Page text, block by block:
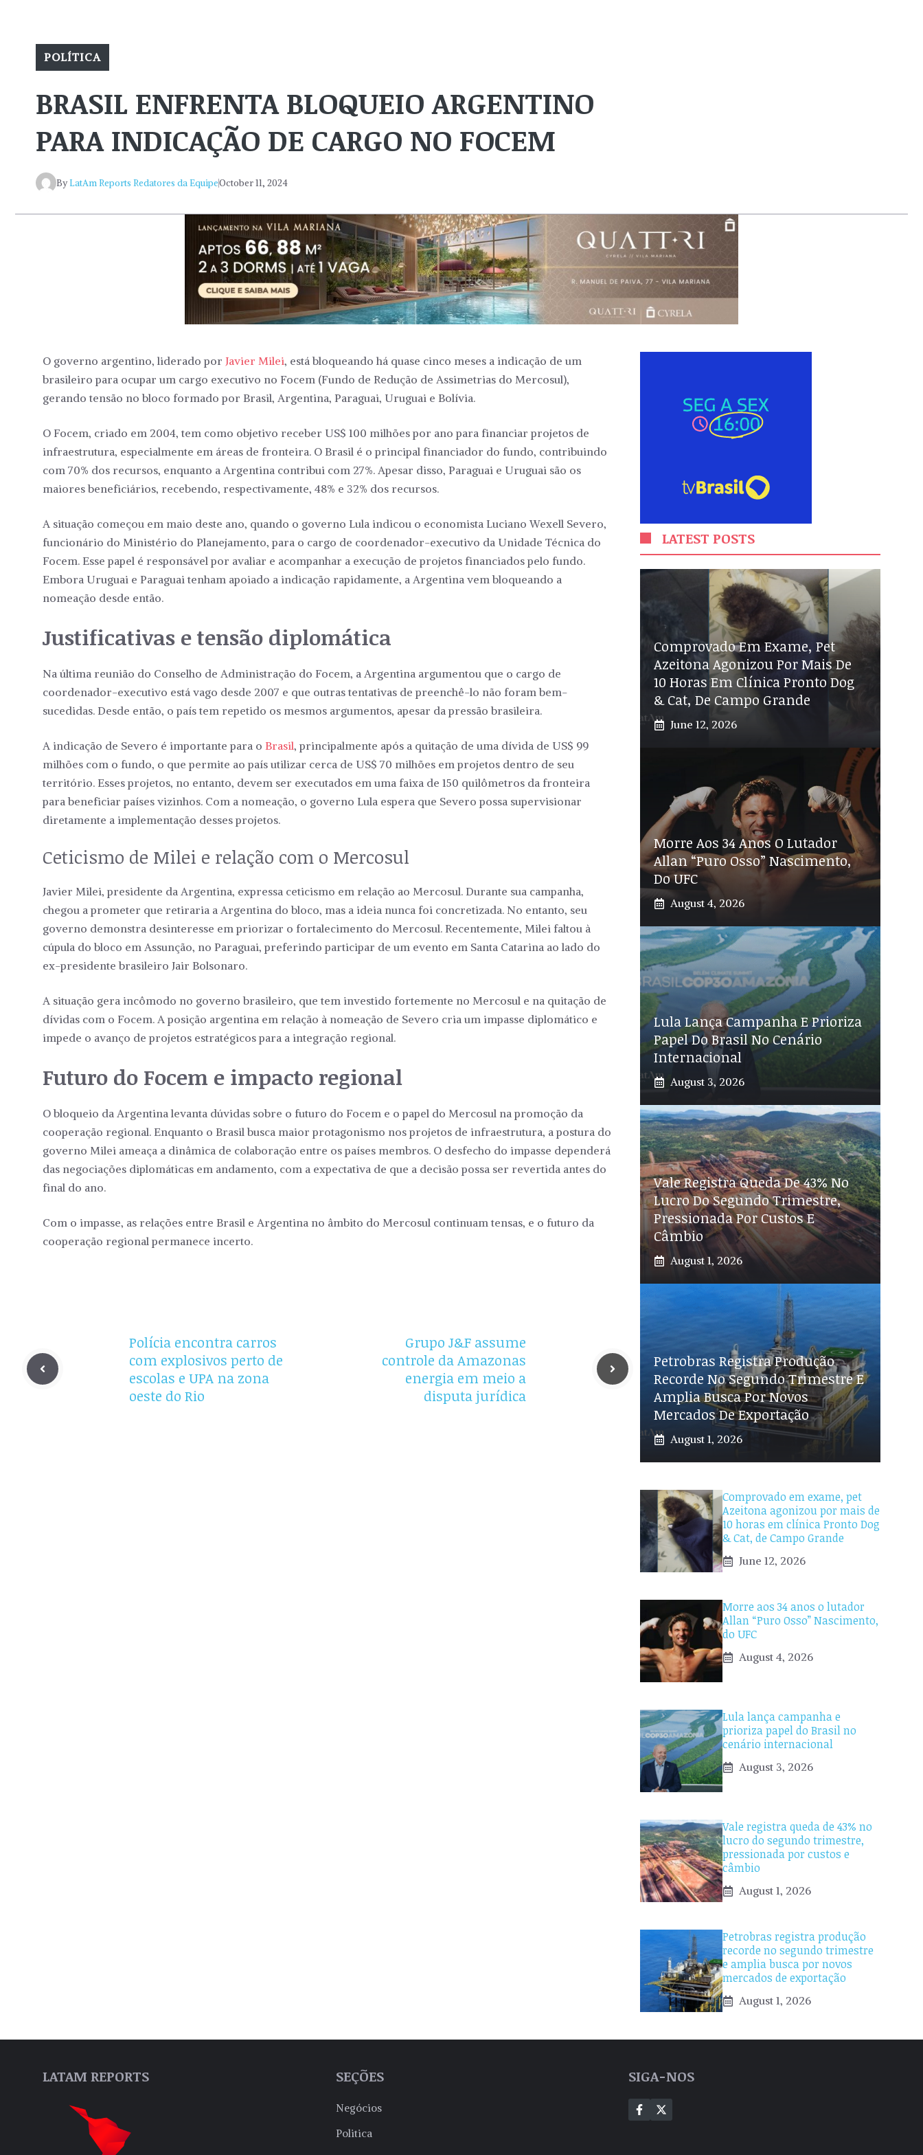
POLÍTICA
BRASIL ENFRENTA BLOQUEIO ARGENTINO
PARA INDICAÇÃO DE CARGO NO FOCEM
ByLatAm Reports Redatores da EquipeOctober 11, 2024
O governo argentino, liderado por Javier Milei, está bloqueando há quase cinco meses a indicação de um
brasileiro para ocupar um cargo executivo no Focem (Fundo de Redução de Assimetrias do Mercosul),
gerando tensão no bloco formado por Brasil, Argentina, Paraguai, Uruguai e Bolívia.
O Focem, criado em 2004, tem como objetivo receber US$ 100 milhões por ano para financiar projetos de
infraestrutura, especialmente em áreas de fronteira. O Brasil é o principal financiador do fundo, contribuindo
com 70% dos recursos, enquanto a Argentina contribui com 27%. Apesar disso, Paraguai e Uruguai são os
maiores beneficiários, recebendo, respectivamente, 48% e 32% dos recursos.
A situação começou em maio deste ano, quando o governo Lula indicou o economista Luciano Wexell Severo,
funcionário do Ministério do Planejamento, para o cargo de coordenador-executivo da Unidade Técnica do
Focem. Esse papel é responsável por avaliar e acompanhar a execução de projetos financiados pelo fundo.
Embora Uruguai e Paraguai tenham apoiado a indicação rapidamente, a Argentina vem bloqueando a
nomeação desde então.
Justificativas e tensão diplomática
Na última reunião do Conselho de Administração do Focem, a Argentina argumentou que o cargo de
coordenador-executivo está vago desde 2007 e que outras tentativas de preenchê-lo não foram bem-
sucedidas. Desde então, o país tem repetido os mesmos argumentos, apesar da pressão brasileira.
A indicação de Severo é importante para o Brasil, principalmente após a quitação de uma dívida de US$ 99
milhões com o fundo, o que permite ao país utilizar cerca de US$ 70 milhões em projetos dentro de seu
território. Esses projetos, no entanto, devem ser executados em uma faixa de 150 quilômetros da fronteira
para beneficiar países vizinhos. Com a nomeação, o governo Lula espera que Severo possa supervisionar
diretamente a implementação desses projetos.
Ceticismo de Milei e relação com o Mercosul
Javier Milei, presidente da Argentina, expressa ceticismo em relação ao Mercosul. Durante sua campanha,
chegou a prometer que retiraria a Argentina do bloco, mas a ideia nunca foi concretizada. No entanto, seu
governo demonstra desinteresse em priorizar o fortalecimento do Mercosul. Recentemente, Milei faltou à
cúpula do bloco em Assunção, no Paraguai, preferindo participar de um evento em Santa Catarina ao lado do
ex-presidente brasileiro Jair Bolsonaro.
A situação gera incômodo no governo brasileiro, que tem investido fortemente no Mercosul e na quitação de
dívidas com o Focem. A posição argentina em relação à nomeação de Severo cria um impasse diplomático e
impede o avanço de projetos estratégicos para a integração regional.
Futuro do Focem e impacto regional
O bloqueio da Argentina levanta dúvidas sobre o futuro do Focem e o papel do Mercosul na promoção da
cooperação regional. Enquanto o Brasil busca maior protagonismo nos projetos de infraestrutura, a postura do
governo Milei ameaça a dinâmica de colaboração entre os países membros. O desfecho do impasse dependerá
das negociações diplomáticas em andamento, com a expectativa de que a decisão possa ser revertida antes do
final do ano.
Com o impasse, as relações entre Brasil e Argentina no âmbito do Mercosul continuam tensas, e o futuro da
cooperação regional permanece incerto.
Polícia encontra carros
com explosivos perto de
escolas e UPA na zona
oeste do Rio
Grupo J&F assume
controle da Amazonas
energia em meio a
disputa jurídica
LATEST POSTS
Comprovado Em Exame, Pet
Azeitona Agonizou Por Mais De
10 Horas Em Clínica Pronto Dog
& Cat, De Campo Grande
June 12, 2026
Morre Aos 34 Anos O Lutador
Allan “Puro Osso” Nascimento,
Do UFC
August 4, 2026
Lula Lança Campanha E Prioriza
Papel Do Brasil No Cenário
Internacional
August 3, 2026
Vale Registra Queda De 43% No
Lucro Do Segundo Trimestre,
Pressionada Por Custos E
Câmbio
August 1, 2026
Petrobras Registra Produção
Recorde No Segundo Trimestre E
Amplia Busca Por Novos
Mercados De Exportação
August 1, 2026
Comprovado em exame, pet
Azeitona agonizou por mais de
10 horas em clínica Pronto Dog
& Cat, de Campo Grande
June 12, 2026
Morre aos 34 anos o lutador
Allan “Puro Osso” Nascimento,
do UFC
August 4, 2026
Lula lança campanha e
prioriza papel do Brasil no
cenário internacional
August 3, 2026
Vale registra queda de 43% no
lucro do segundo trimestre,
pressionada por custos e
câmbio
August 1, 2026
Petrobras registra produção
recorde no segundo trimestre
e amplia busca por novos
mercados de exportação
August 1, 2026
LATAM REPORTS SEÇÕES
Negócios
Politica
SIGA-NOS